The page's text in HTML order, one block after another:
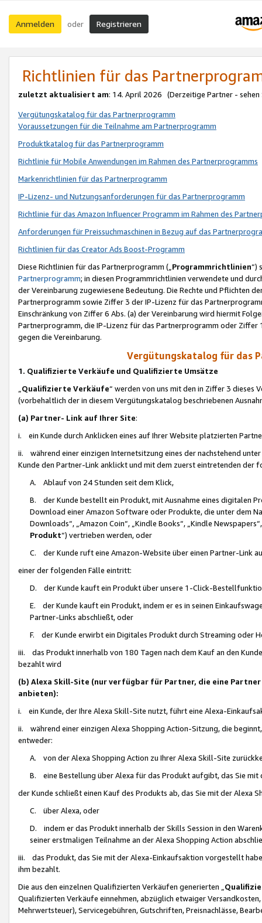
Anmelden oder Registrieren
Richtlinien für das
zuletzt aktualisiert am: 14. April 2026 (Derzeitige Partner - sehen
Vergütungskatalog für das Partnerprogramm
Voraussetzungen für die Teilnahme am Partnerprogramm
Produktkatalog für das Partnerprogramm
Richtlinie für Mobile Anwendungen im Rahmen des Partnerprogramms
Markenrichtlinien für das Partnerprogramm
IP-Lizenz- und Nutzungsanforderungen für das Partnerprogramm
Richtlinie für das Amazon Influencer Programm im Rahmen des
Anforderungen für Preissuchmaschinen in Bezug auf das
Richtlinien für das Creator Ads Boost-Programm
Diese Richtlinien für das Partnerprogramm („Programmrichtlinien“)
Partnerprogramm; in diesen Programmrichtlinien verwendete und
der Vereinbarung zugewiesene Bedeutung. Die Rechte und Pflichten
Partnerprogramm sowie Ziffer 3 der IP-Lizenz für das
Einschränkung von Ziffer 6 Abs. (a) der Vereinbarung wird hiermit
Partnerprogramm, die IP-Lizenz für das Partnerprogramm oder
gegen die Vereinbarung.
Vergütungskatalog für das
1. Qualifizierte Verkäufe und Qualifizierte Umsätze
Qualifizierte Verkäufe“ werden von uns mit den in Ziffer 3
(vorbehaltlich der in diesem Vergütungskatalog beschriebenen
(a) Partner- Link auf Ihrer Site:
i. ein Kunde durch Anklicken eines auf Ihrer Website platzierten
ii. während einer einzigen Internetsitzung eines der nachstehend
Kunde den Partner-Link anklickt und mit dem zuerst eintretenden der
A. Ablauf von 24 Stunden seit dem Klick,
B. der Kunde bestellt ein Produkt, mit Ausnahme eines digitalen
Download einer Amazon Software oder Produkte, die unter dem
Downloads“, „Amazon Coin“, „Kindle Books“, „Kindle
Produkt“) vertrieben werden, oder
C. der Kunde ruft eine Amazon-Website über einen Partner-Link
einer der folgenden Fälle eintritt:
D. der Kunde kauft ein Produkt über unsere 1-Click-
E. der Kunde kauft ein Produkt, indem er es in seinen
Partner-Links abschließt, oder
F. der Kunde erwirbt ein Digitales Produkt durch Streaming oder
iii. das Produkt innerhalb von 180 Tagen nach dem Kauf an den
bezahlt wird
(b) Alexa Skill-Site (nur verfügbar für Partner, die eine
anbieten):
i. ein Kunde, der Ihre Alexa Skill-Site nutzt, führt eine Alexa-
ii. während einer einzigen Alexa Shopping Action-Sitzung, die
entweder:
A. von der Alexa Shopping Action zu Ihrer Alexa Skill-Site
B. eine Bestellung über Alexa für das Produkt aufgibt, das Sie mit
der Kunde schließt einen Kauf des Produkts ab, das Sie mit der Alexa
C. über Alexa, oder
D. indem er das Produkt innerhalb der Skills Session in den
seiner erstmaligen Teilnahme an der Alexa Shopping Action
iii. das Produkt, das Sie mit der Alexa-Einkaufsaktion vorgestellt
ihm bezahlt.
Die aus den einzelnen Qualifizierten Verkäufen generierten „
Qualifizierten Verkäufe einnehmen, abzüglich etwaiger
Mehrwertsteuer), Servicegebühren, Gutschriften, Preisnachlässe,